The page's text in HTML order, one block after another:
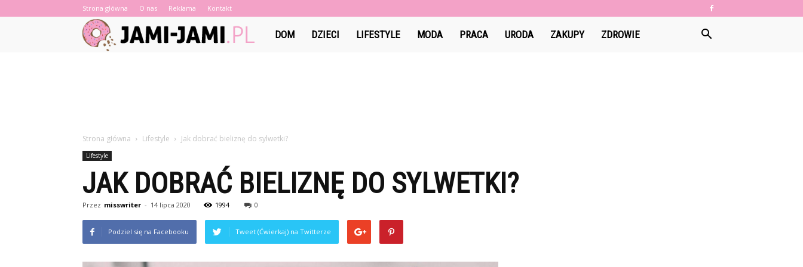
Strona główna O nas Reklama Kontakt
Jami-
DOM DZIECI LIFESTYLE MODA PRACA URODA ZAKUPY ZDROWIE
Strona główna Lifestyle Jak dobrać bieliznę do sylwetki?
Lifestyle
JAK DOBRAĆ BIELIZNĘ DO SYLWETKI?
Przez misswriter - 14 lipca 2020 1994 0
Podziel się na Facebooku Tweet (Ćwierkaj) na Twitterze